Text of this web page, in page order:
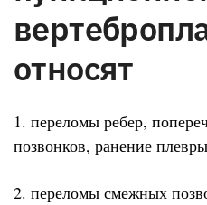
относят
1. переломы ребер,
позвонков, ранение
2. переломы смежных